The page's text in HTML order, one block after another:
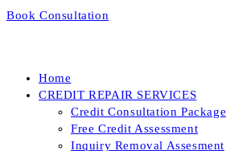
Book Consultation
Home
CREDIT REPAIR SERVICES
Credit Consultation Package
Free Credit Assessment
Inquiry Removal Assesment